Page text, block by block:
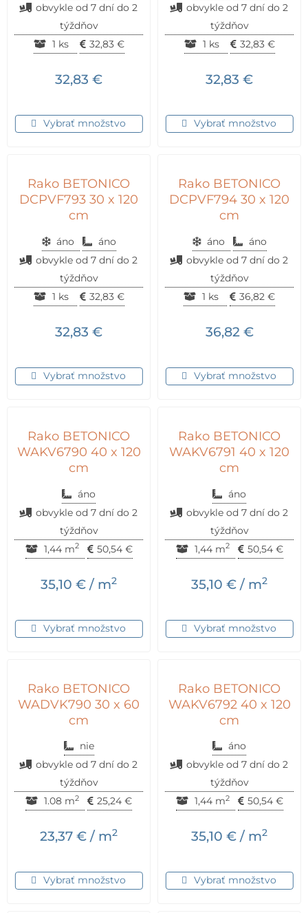
obvykle od 7 dní do 2
týždňov
1 ks
32,83 €
32,83 €
Vybrať množstvo
obvykle od 7 dní do 2
týždňov
1 ks
32,83 €
32,83 €
Vybrať množstvo
Rako BETONICO
DCPVF793 30 x 120
cm
áno
áno
obvykle od 7 dní do 2
týždňov
1 ks
32,83 €
32,83 €
Vybrať množstvo
Rako BETONICO
DCPVF794 30 x 120
cm
áno
áno
obvykle od 7 dní do 2
týždňov
1 ks
36,82 €
36,82 €
Vybrať množstvo
Rako BETONICO
WAKV6790 40 x 120
cm
áno
obvykle od 7 dní do 2
týždňov
1,44 m2 50,54 €
35,10 € / m2
Vybrať množstvo
Rako BETONICO
WAKV6791 40 x 120
cm
áno
obvykle od 7 dní do 2
týždňov
1,44 m2 50,54 €
35,10 € / m2
Vybrať množstvo
Rako BETONICO
WADVK790 30 x 60
cm
nie
obvykle od 7 dní do 2
týždňov
1.08 m2 25,24 €
23,37 € / m2
Vybrať množstvo
Rako BETONICO
WAKV6792 40 x 120
cm
áno
obvykle od 7 dní do 2
týždňov
1,44 m2 50,54 €
35,10 € / m2
Vybrať množstvo